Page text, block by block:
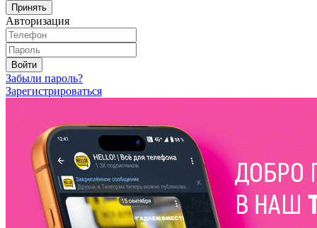
Принять
Авторизация
Войти
Забыли пароль?
Зарегистрироваться